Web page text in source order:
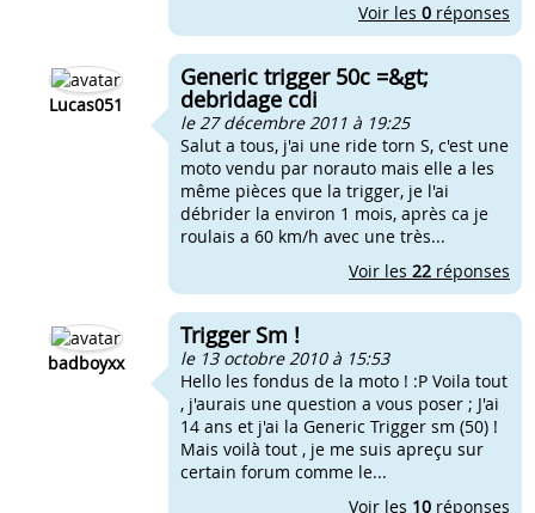
Voir les 0 réponses
Lucas051
Generic trigger 50c =&gt;
debridage cdi
le 27 décembre 2011 à 19:25
Salut a tous, j'ai une ride torn S, c'est une
moto vendu par norauto mais elle a les
même pièces que la trigger, je l'ai
débrider la environ 1 mois, après ca je
roulais a 60 km/h avec une très...
Voir les 22 réponses
badboyxx
Trigger Sm !
le 13 octobre 2010 à 15:53
Hello les fondus de la moto ! :P Voila tout
, j'aurais une question a vous poser ; J'ai
14 ans et j'ai la Generic Trigger sm (50) !
Mais voilà tout , je me suis apreçu sur
certain forum comme le...
Voir les 10 réponses